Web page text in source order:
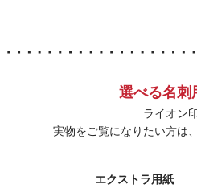
選べる名刺
ライオン
実物をご覧になりたい方は
エクストラ用紙